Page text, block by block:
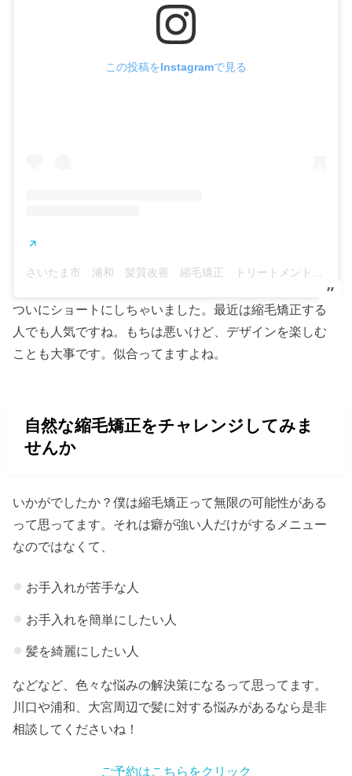
この投稿をInstagramで見る
ついにショートにしちゃいました。最近は縮毛矯正する
人でも人気ですね。もちは悪いけど、デザインを楽しむ
ことも大事です。似合ってますよね。
自然な縮毛矯正をチャレンジしてみま
せんか
いかがでしたか？僕は縮毛矯正って無限の可能性がある
って思ってます。それは癖が強い人だけがするメニュー
なのではなくて、
お手入れが苦手な人
お手入れを簡単にしたい人
髪を綺麗にしたい人
などなど、色々な悩みの解決策になるって思ってます。
川口や浦和、大宮周辺で髪に対する悩みがあるなら是非
相談してくださいね！
ご予約はこちらをクリック